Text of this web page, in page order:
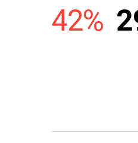
42%